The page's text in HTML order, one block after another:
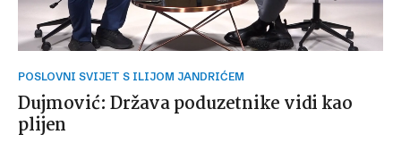
POSLOVNI SVIJET S ILIJOM JANDRIĆEM
Dujmović: Država poduzetnike vidi kao
plijen